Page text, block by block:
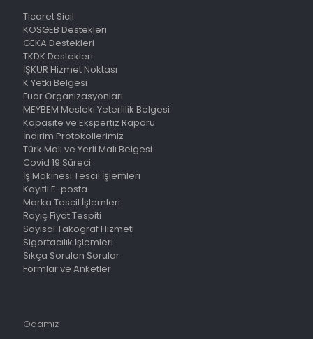
Ticaret Sicil
KOSGEB Destekleri
GEKA Destekleri
TKDK Destekleri
İŞKUR Hizmet Noktası
K Yetki Belgesi
Fuar Organizasyonları
MEYBEM Mesleki Yeterlilik Belgesi
Kapasite ve Ekspertiz Raporu
İndirim Protokollerimiz
Türk Malı ve Yerli Malı Belgesi
Covid 19 Süreci
İş Makinesi Tescil İşlemleri
Kayıtlı E-posta
Marka Tescil İşlemleri
Rayiç Fiyat Tespiti
Sayısal Takograf Hizmeti
Sigortacılık İşlemleri
Sıkça Sorulan Sorular
Formlar ve Anketler
Odamız